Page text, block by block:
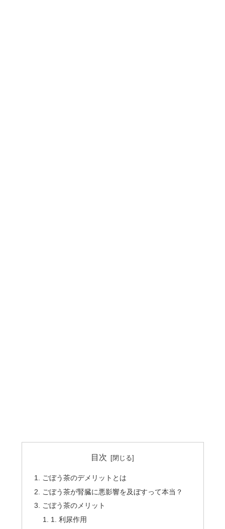
目次
ごぼう茶のデメリットとは
ごぼう茶が腎臓に悪影響を及ぼすって本当？
ごぼう茶のメリット
1. 利尿作用